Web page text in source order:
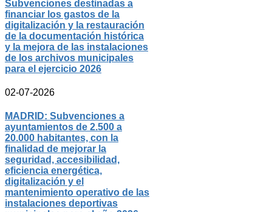
Subvenciones destinadas a
financiar los gastos de la
digitalización y la restauración
de la documentación histórica
y la mejora de las instalaciones
de los archivos municipales
para el ejercicio 2026
02-07-2026
MADRID: Subvenciones a
ayuntamientos de 2.500 a
20.000 habitantes, con la
finalidad de mejorar la
seguridad, accesibilidad,
eficiencia energética,
digitalización y el
mantenimiento operativo de las
instalaciones deportivas